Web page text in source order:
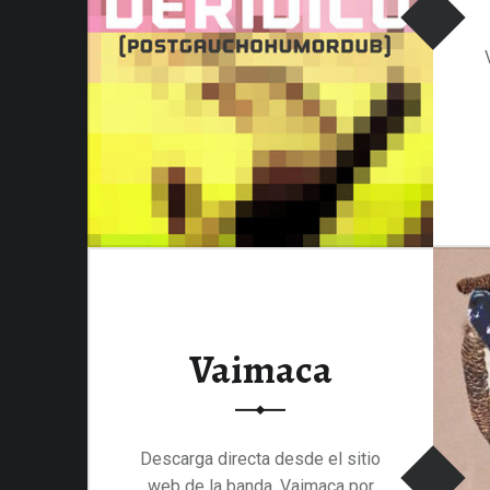
Vaimaca
Descarga directa desde el sitio